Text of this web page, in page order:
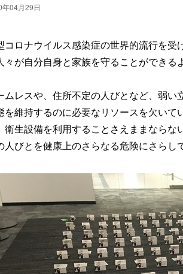
04月29日
コロナウイルス感染症の世界的流行を
々が自分自身と家族を守ることができる
ムレスや、住所不定の人びとなど、弱
を維持するのに必要なリソースを欠い
衛生設備を利用することさえままなら
人びとを健康上のさらなる危険にさらし